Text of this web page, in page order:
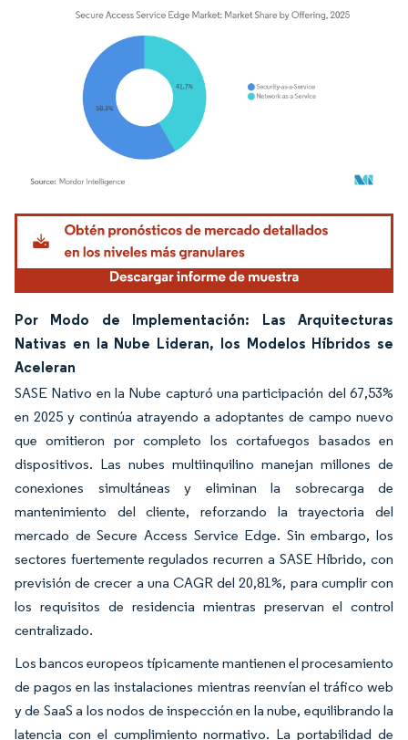
Imagen © Mordor Intelligence. El uso requiere atribución según CC BY 4.0.
Por Modo de Implementación: Las Arquitecturas
Nativas en la Nube Lideran, los Modelos Híbridos se
Aceleran
SASE Nativo en la Nube capturó una participación del 67,53%
en 2025 y continúa atrayendo a adoptantes de campo nuevo
que omitieron por completo los cortafuegos basados en
dispositivos. Las nubes multiinquilino manejan millones de
conexiones simultáneas y eliminan la sobrecarga de
mantenimiento del cliente, reforzando la trayectoria del
mercado de Secure Access Service Edge. Sin embargo, los
sectores fuertemente regulados recurren a SASE Híbrido, con
previsión de crecer a una CAGR del 20,81%, para cumplir con
los requisitos de residencia mientras preservan el control
centralizado.
Los bancos europeos típicamente mantienen el procesamiento
de pagos en las instalaciones mientras reenvían el tráfico web
y de SaaS a los nodos de inspección en la nube, equilibrando la
latencia con el cumplimiento normativo. La portabilidad de